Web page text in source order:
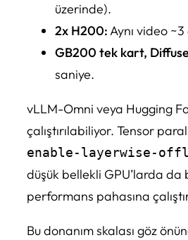
üzerinde).
2x H200:Aynı video
GB200 tek kart,
saniye.
vLLM-Omni veya Hugging
çalıştırılabiliyor. Tensor
enable-layerwise-
düşük bellekli GPU’larda da
performans pahasına
Bu donanım skalası göz